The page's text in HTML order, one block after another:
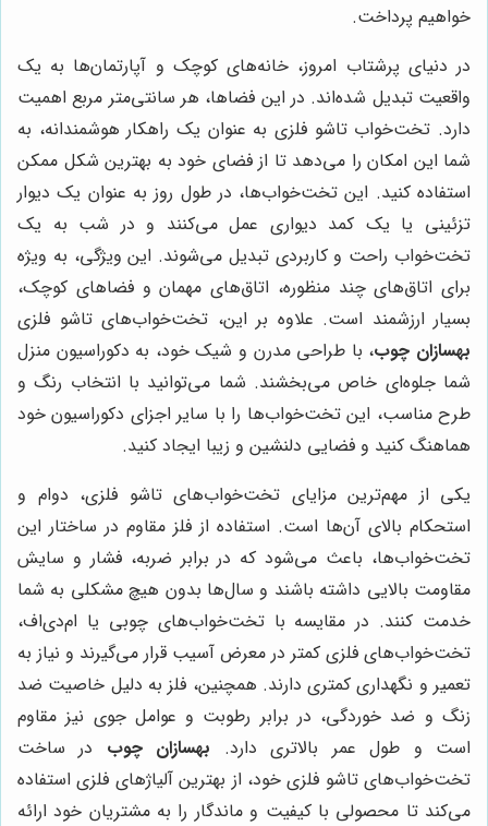
خواهیم پرداخت.
در دنیای پرشتاب امروز، خانه‌های کوچک و آپارتمان‌ها به یک
واقعیت تبدیل شده‌اند. در این فضاها، هر سانتی‌متر مربع اهمیت
دارد. تخت‌خواب تاشو فلزی به عنوان یک راهکار هوشمندانه، به
شما این امکان را می‌دهد تا از فضای خود به بهترین شکل ممکن
استفاده کنید. این تخت‌خواب‌ها، در طول روز به عنوان یک دیوار
تزئینی یا یک کمد دیواری عمل می‌کنند و در شب به یک
تخت‌خواب راحت و کاربردی تبدیل می‌شوند. این ویژگی، به ویژه
برای اتاق‌های چند منظوره، اتاق‌های مهمان و فضاهای کوچک،
بسیار ارزشمند است. علاوه بر این، تخت‌خواب‌های تاشو فلزی
بهسازان چوب، با طراحی مدرن و شیک خود، به دکوراسیون منزل
شما جلوه‌ای خاص می‌بخشند. شما می‌توانید با انتخاب رنگ و
طرح مناسب، این تخت‌خواب‌ها را با سایر اجزای دکوراسیون خود
هماهنگ کنید و فضایی دلنشین و زیبا ایجاد کنید.
یکی از مهم‌ترین مزایای تخت‌خواب‌های تاشو فلزی، دوام و
استحکام بالای آن‌ها است. استفاده از فلز مقاوم در ساختار این
تخت‌خواب‌ها، باعث می‌شود که در برابر ضربه، فشار و سایش
مقاومت بالایی داشته باشند و سال‌ها بدون هیچ مشکلی به شما
خدمت کنند. در مقایسه با تخت‌خواب‌های چوبی یا ام‌دی‌اف،
تخت‌خواب‌های فلزی کمتر در معرض آسیب قرار می‌گیرند و نیاز به
تعمیر و نگهداری کمتری دارند. همچنین، فلز به دلیل خاصیت ضد
زنگ و ضد خوردگی، در برابر رطوبت و عوامل جوی نیز مقاوم
است و طول عمر بالاتری دارد. بهسازان چوب در ساخت
تخت‌خواب‌های تاشو فلزی خود، از بهترین آلیاژهای فلزی استفاده
می‌کند تا محصولی با کیفیت و ماندگار را به مشتریان خود ارائه